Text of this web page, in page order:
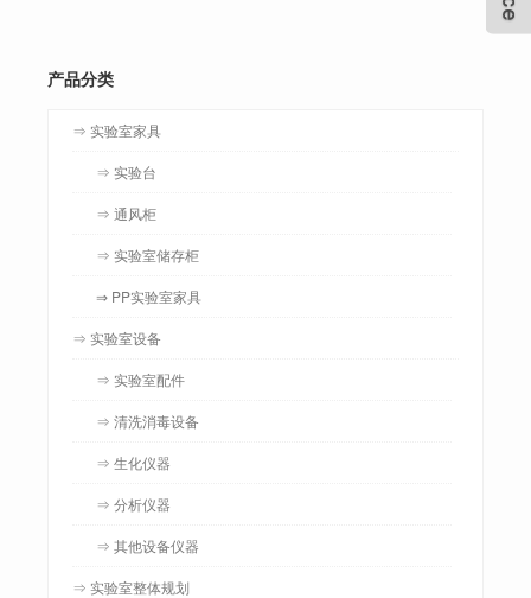
产品分类
⇒ 实验室家具
⇒ 实验台
⇒ 通风柜
⇒ 实验室储存柜
⇒ PP实验室家具
⇒ 实验室设备
⇒ 实验室配件
⇒ 清洗消毒设备
⇒ 生化仪器
⇒ 分析仪器
⇒ 其他设备仪器
⇒ 实验室整体规划